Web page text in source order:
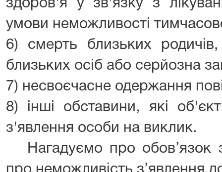
здоров'я у зв'язку з
умови неможливості
6) смерть близьких
близьких осіб або серйозна
7) несвоєчасне одержання
8) інші обставини, які
з'явлення особи на виклик.
Нагадуємо про обов’язок